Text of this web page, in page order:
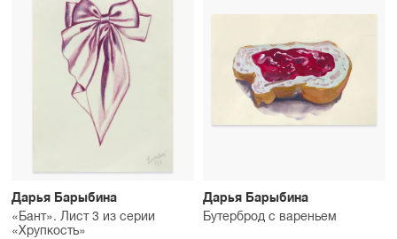
Дарья Барыбина
«Бант». Лист 3 из серии
«Хрупкость»
Дарья Барыбина
Бутерброд с вареньем